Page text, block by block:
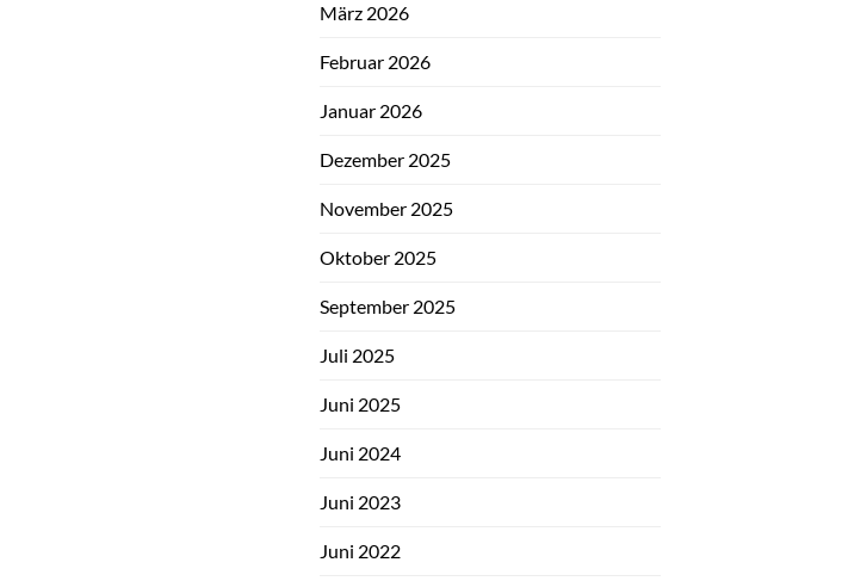
März 2026
Februar 2026
Januar 2026
Dezember 2025
November 2025
Oktober 2025
September 2025
Juli 2025
Juni 2025
Juni 2024
Juni 2023
Juni 2022